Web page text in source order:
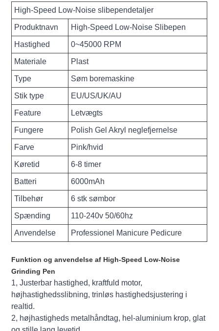
High-Speed ​​Low-Noise slibependetaljer
Produktnavn High-Speed ​​Low-Noise Slibepen
Hastighed 0~45000 RPM
Materiale Plast
Type Søm boremaskine
Stik type EU/US/UK/AU
Feature Letvægts
Fungere Polish Gel Akryl neglefjernelse
Farve Pink/hvid
Køretid 6-8 timer
Batteri 6000mAh
Tilbehør 6 stk sømbor
Spænding 110-240v 50/60hz
Anvendelse Professionel Manicure Pedicure
Funktion og anvendelse af High-Speed ​​Low-Noise
Grinding Pen
1, Justerbar hastighed, kraftfuld motor,
højhastighedsslibning, trinløs hastighedsjustering i
realtid.
2, højhastigheds metalhåndtag, hel-aluminium krop, glat